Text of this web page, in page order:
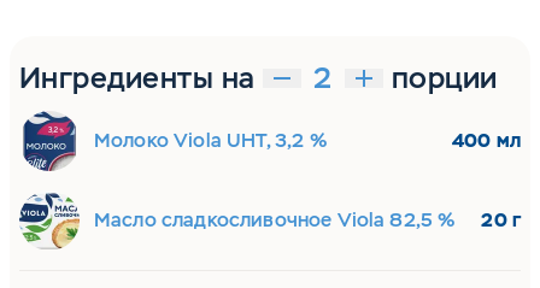
Ингредиенты на порции
Молоко Viola UHT, 3,2 % 400 мл
Масло сладкосливочное Viola 82,5 % 20 г